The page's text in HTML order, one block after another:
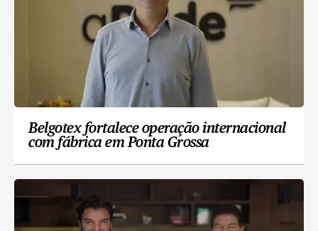
Belgotex fortalece operação internacional
com fábrica em Ponta Grossa